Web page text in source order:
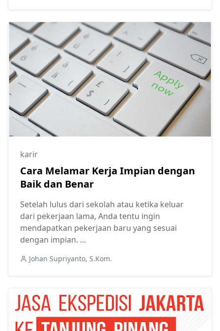
karir
Cara Melamar Kerja Impian dengan
Baik dan Benar
Setelah lulus dari sekolah atau ketika keluar
dari pekerjaan lama, Anda tentu ingin
mendapatkan pekerjaan baru yang sesuai
dengan impian. ...
Johan Supriyanto, S.Kom.